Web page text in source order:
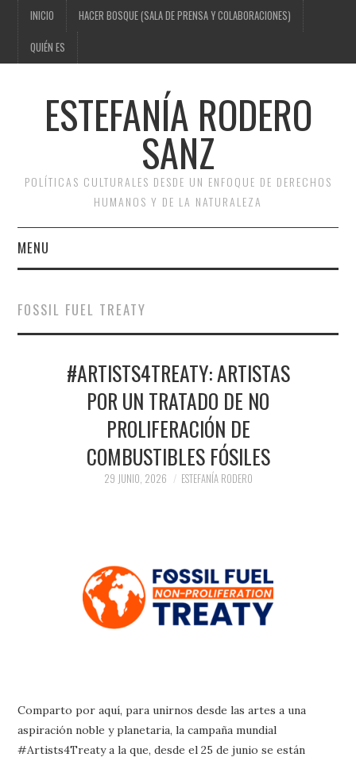
INICIO HACER BOSQUE (SALA DE PRENSA Y COLABORACIONES)
QUIÉN ES
ESTEFANÍA RODERO
SANZ
POLÍTICAS CULTURALES DESDE UN ENFOQUE DE DERECHOS
HUMANOS Y DE LA NATURALEZA
MENU
HACER BOSQUE (SALA DE
PRENSA Y
COLABORACIONES)
FOSSIL FUEL TREATY
#ARTISTS4TREATY: ARTISTAS
POR UN TRATADO DE NO
PROLIFERACIÓN DE
COMBUSTIBLES FÓSILES
29 JUNIO, 2026 ESTEFANÍA RODERO
Comparto por aquí, para unirnos desde las artes a una
aspiración noble y planetaria, la campaña mundial
#Artists4Treaty a la que, desde el 25 de junio se están